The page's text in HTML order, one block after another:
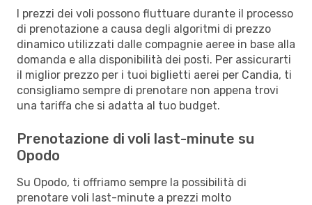
I prezzi dei voli possono fluttuare durante il processo
di prenotazione a causa degli algoritmi di prezzo
dinamico utilizzati dalle compagnie aeree in base alla
domanda e alla disponibilità dei posti. Per assicurarti
il miglior prezzo per i tuoi biglietti aerei per Candia, ti
consigliamo sempre di prenotare non appena trovi
una tariffa che si adatta al tuo budget.
Prenotazione di voli last-minute su
Opodo
Su Opodo, ti offriamo sempre la possibilità di
prenotare voli last-minute a prezzi molto